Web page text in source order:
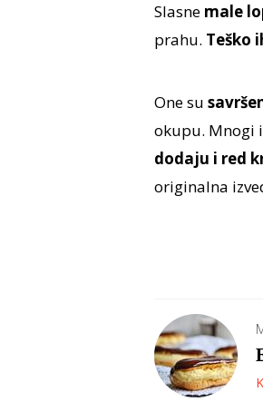
Slasne male
prahu. Teško
One su
okupu. Mnogi
dodaju i red
originalna